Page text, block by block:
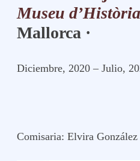
Museu d’Història
Mallorca ·
Diciembre, 2020 – Julio,
Comisaria: Elvira